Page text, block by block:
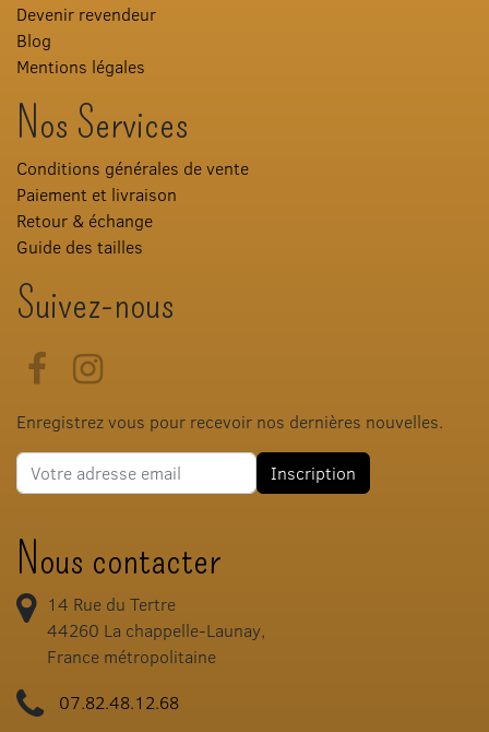
Devenir revendeur
Blog
Mentions légales
Nos Services
Conditions générales de vente
Paiement et livraison
Retour & échange
Guide des tailles
Suivez-nous
FacebookInstagram
Enregistrez vous pour recevoir nos dernières nouvelles.
Adresse e-mail
Inscription
Nous contacter
14 Rue du Tertre
44260 La chappelle-Launay,
France métropolitaine
07.82.48.12.68